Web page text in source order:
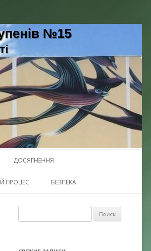
Черкаської
ДОСЯГНЕННЯ
ПРОЦЕС БЕЗПЕКА